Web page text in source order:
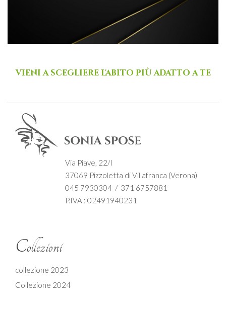
vieni a scegliere l'abito più adatto a te
Via Piave, 22/I
37069 Pizzoletta di Villafranca (Verona)
045 7930304 / 371 6757881
P.IVA : 02491940231
Collezioni
collezione 2023
Collezione 2024